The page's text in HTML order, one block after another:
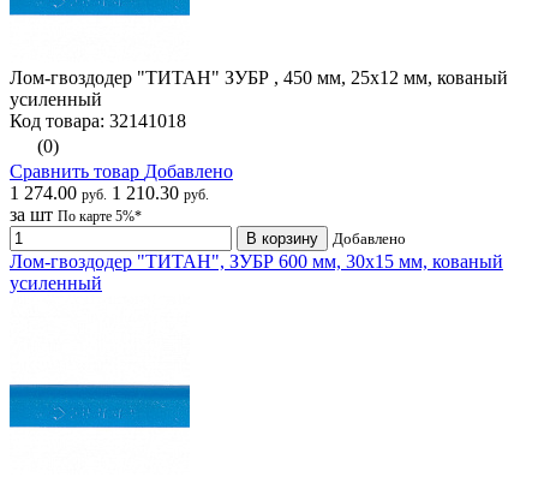
Лом-гвоздодер "ТИТАН" ЗУБР , 450 мм, 25х12 мм, кованый
усиленный
Код товара: 32141018
(0)
Сравнить товар Добавлено
1 274.00 руб. 1 210.30 руб.
за шт По карте 5%*
В корзину Добавлено
Лом-гвоздодер "ТИТАН", ЗУБР 600 мм, 30х15 мм, кованый
усиленный